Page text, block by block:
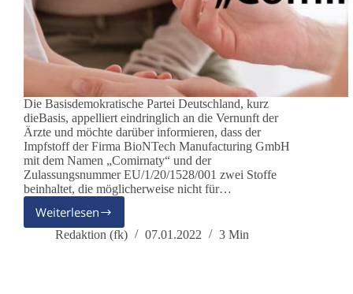
Die Basisdemokratische Partei Deutschland, kurz
dieBasis, appelliert eindringlich an die Vernunft der
Ärzte und möchte darüber informieren, dass der
Impfstoff der Firma BioNTech Manufacturing GmbH
mit dem Namen „Comirnaty“ und der
Zulassungsnummer EU/1/20/1528/001 zwei Stoffe
beinhaltet, die möglicherweise nicht für…
Weiterlesen
AG
Kindeswohl:
Redaktion (fk) 07.01.2022 3 Min